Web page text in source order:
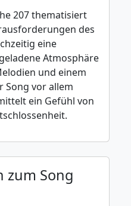
207 thematisiert
des
eine
Atmosphäre
und einem
Song vor allem
ein Gefühl von
zum Song